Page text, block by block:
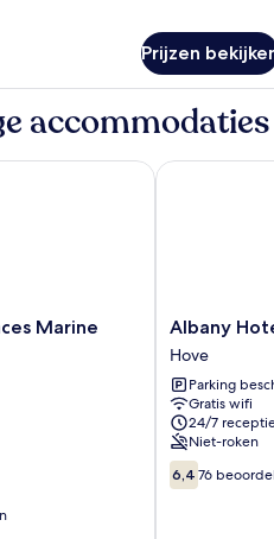
Prijzen
accommodaties
Marine
Marine Hotel
Albany
Hotel
Hove
Albany
Hove
Parking
Gratis wifi
24/7
Niet-roken
6.4
van
6,4 76
Albany Hotel